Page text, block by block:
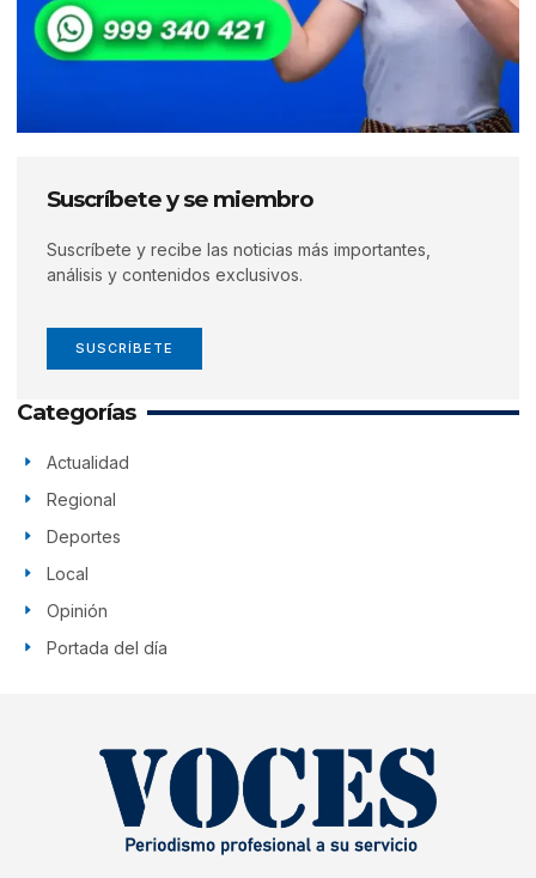
Suscríbete y se miembro
Suscríbete y recibe las noticias más importantes,
análisis y contenidos exclusivos.
SUSCRÍBETE
Categorías
Actualidad
Regional
Deportes
Local
Opinión
Portada del día